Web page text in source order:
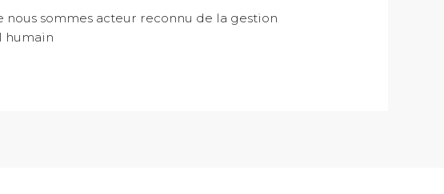
nous sommes acteur reconnu de la gestion
humain